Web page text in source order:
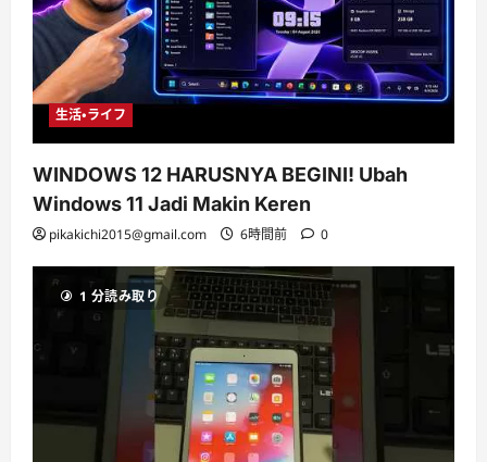
生活・ライフ
WINDOWS 12 HARUSNYA BEGINI! Ubah
Windows 11 Jadi Makin Keren
pikakichi2015@gmail.com 6時間前 0
1 分読み取り